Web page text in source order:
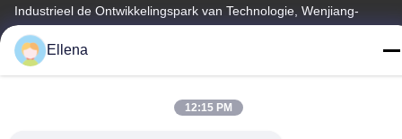
Industrieel de Ontwikkelingspark van Technologie, Wenjiang-
District, Chengdu-stad, de Provincie van Sichuan, China. 611130
Telefoon
Ellena
12:15 PM